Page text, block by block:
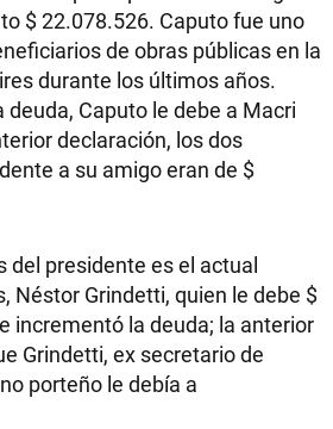
$ 22.078.526. Caputo fue uno
de obras públicas en la
durante los últimos años.
Caputo le debe a Macri
declaración, los dos
a su amigo eran de $
del presidente es el actual
Néstor Grindetti, quien le debe $
incrementó la deuda; la anterior
Grindetti, ex secretario de
porteño le debía a